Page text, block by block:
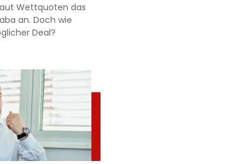
Wettquoten das
an. Doch wie
Deal?